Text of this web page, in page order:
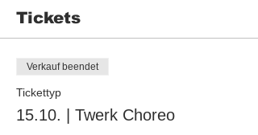
Tickets
Verkauf beendet
Tickettyp
15.10. | Twerk Choreo